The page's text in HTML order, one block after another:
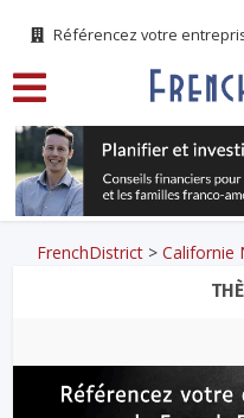
Référencez votre
FrenchDistrict >Californie